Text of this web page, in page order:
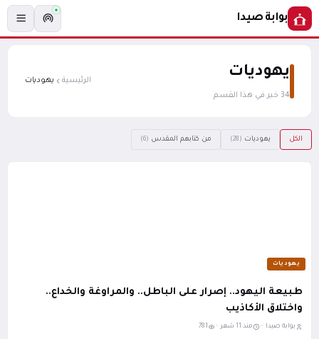
بوابة صيدا
يهوديات
34 خبر في هذا القسم
الرئيسية يهوديات
الكل يهوديات (28) من كتابهم المقدس (6)
يهوديات
طبيعة اليهود.. إصرار على الباطل.. والمراوغة والخداع..
واختلاق الأكاذيب
بوابة صيدا · منذ 11 شهر · 781